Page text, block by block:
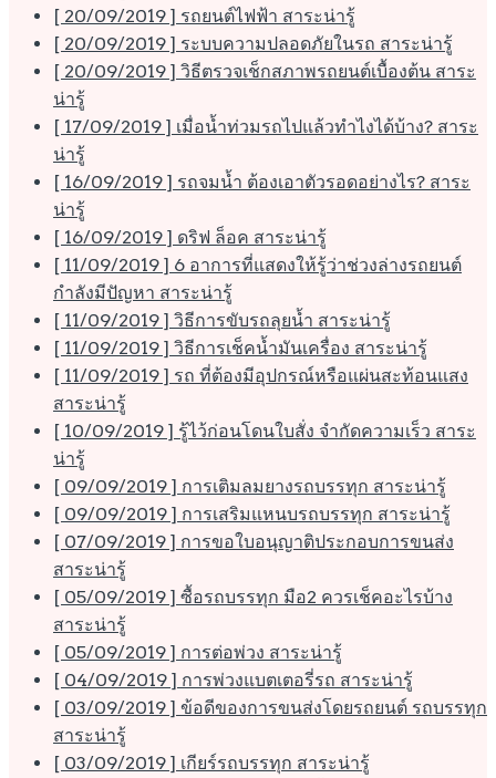
[ 20/09/2019 ] รถยนต์ไฟฟ้า สาระน่ารู้
[ 20/09/2019 ] ระบบความปลอดภัยในรถ สาระน่ารู้
[ 20/09/2019 ] วิธีตรวจเช็กสภาพรถยนต์เบื้องต้น สาระ
น่ารู้
[ 17/09/2019 ] เมื่อน้ำท่วมรถไปแล้วทำไงได้บ้าง? สาระ
น่ารู้
[ 16/09/2019 ] รถจมน้ำ ต้องเอาตัวรอดอย่างไร? สาระ
น่ารู้
[ 16/09/2019 ] ดริฟ ล็อค สาระน่ารู้
[ 11/09/2019 ] 6 อาการที่แสดงให้รู้ว่าช่วงล่างรถยนต์
กำลังมีปัญหา สาระน่ารู้
[ 11/09/2019 ] วิธีการขับรถลุยน้ำ สาระน่ารู้
[ 11/09/2019 ] วิธีการเช็คน้ำมันเครื่อง สาระน่ารู้
[ 11/09/2019 ] รถ ที่ต้องมีอุปกรณ์หรือแผ่นสะท้อนแสง
สาระน่ารู้
[ 10/09/2019 ] รู้ไว้ก่อนโดนใบสั่ง จำกัดความเร็ว สาระ
น่ารู้
[ 09/09/2019 ] การเติมลมยางรถบรรทุก สาระน่ารู้
[ 09/09/2019 ] การเสริมแหนบรถบรรทุก สาระน่ารู้
[ 07/09/2019 ] การขอใบอนุญาติประกอบการขนส่ง
สาระน่ารู้
[ 05/09/2019 ] ซื้อรถบรรทุก มือ2 ควรเช็คอะไรบ้าง
สาระน่ารู้
[ 05/09/2019 ] การต่อพ่วง สาระน่ารู้
[ 04/09/2019 ] การพ่วงแบตเตอรี่รถ สาระน่ารู้
[ 03/09/2019 ] ข้อดีของการขนส่งโดยรถยนต์ รถบรรทุก
สาระน่ารู้
[ 03/09/2019 ] เกียร์รถบรรทุก สาระน่ารู้